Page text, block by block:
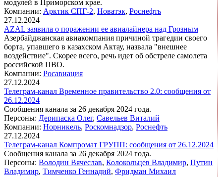
модулей в Приморском крае.
Компании: Арктик СПГ-2, Новатэк, Роснефть
27.12.2024
AZAL заявила о поражении ее авиалайнера над Грозным
Азербайджанская авиакомпания причиной трагедии своего
борта, упавшего в казахском Актау, назвала "внешнее
воздействие". Скорее всего, речь идет об обстреле самолета
российской ПВО.
Компании: Росавиация
27.12.2024
Телеграм-канал Временное правительство 2.0: сообщения от
26.12.2024
Сообщения канала за 26 декабря 2024 года.
Персоны: Дерипаска Олег, Савельев Виталий
Компании: Норникель, Роскомнадзор, Роснефть
27.12.2024
Телеграм-канал Компромат ГРУПП: сообщения от 26.12.2024
Сообщения канала за 26 декабря 2024 года.
Персоны: Володин Вячеслав, Колокольцев Владимир, Путин
Владимир, Тимченко Геннадий, Фридман Михаил